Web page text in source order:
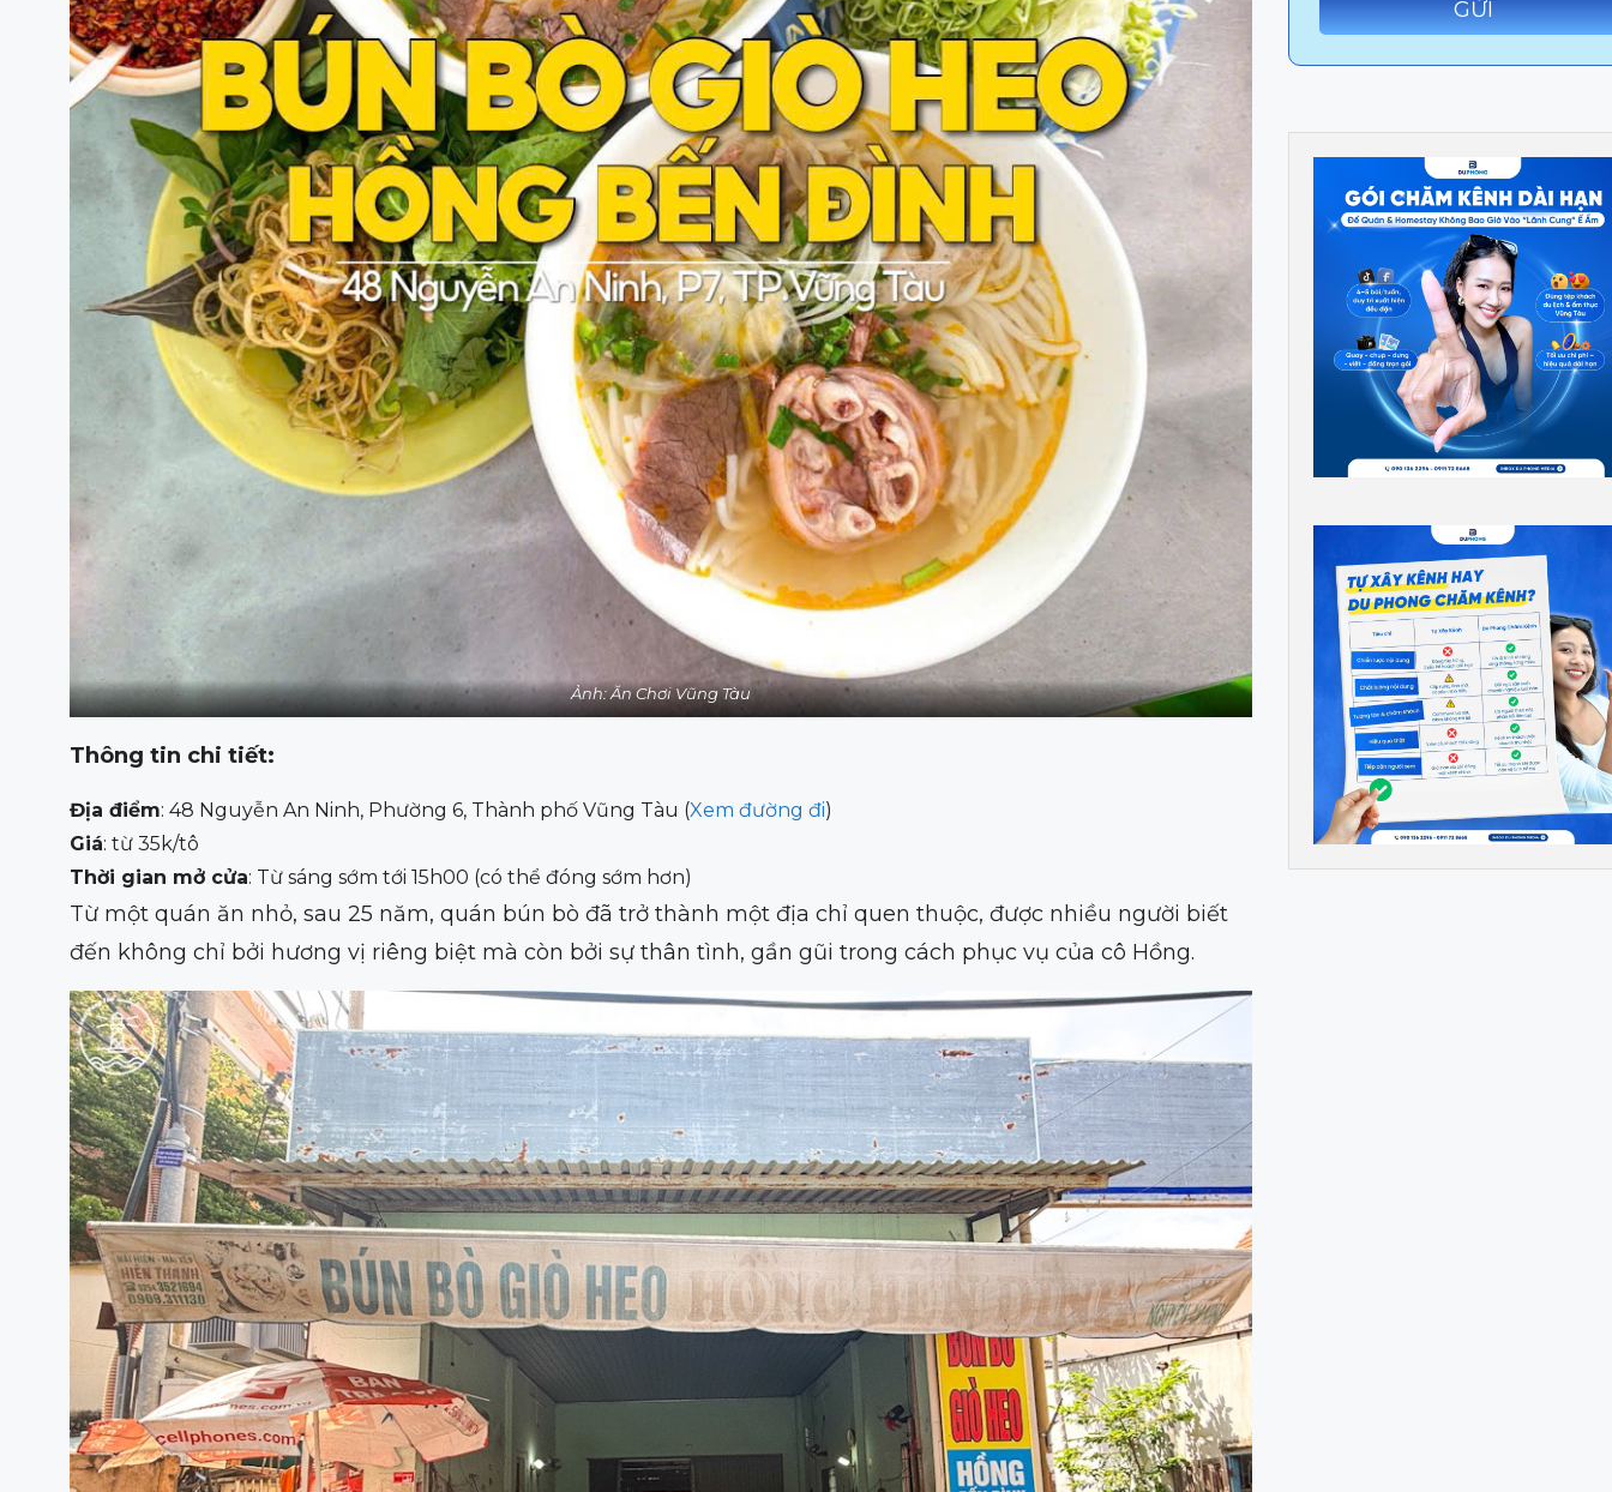
Ảnh: Ăn Chơi Vũng Tàu
Thông tin chi tiết:
Địa điểm: 48 Nguyễn An Ninh, Phường 6, Thành phố Vũng Tàu (Xem đường đi)
Giá: từ 35k/tô
Thời gian mở cửa: Từ sáng sớm tới 15h00 (có thể đóng sớm hơn)
Từ một quán ăn nhỏ, sau 25 năm, quán bún bò đã trở thành một địa chỉ quen thuộc, được nhiều người biết
đến không chỉ bởi hương vị riêng biệt mà còn bởi sự thân tình, gần gũi trong cách phục vụ của cô Hồng.